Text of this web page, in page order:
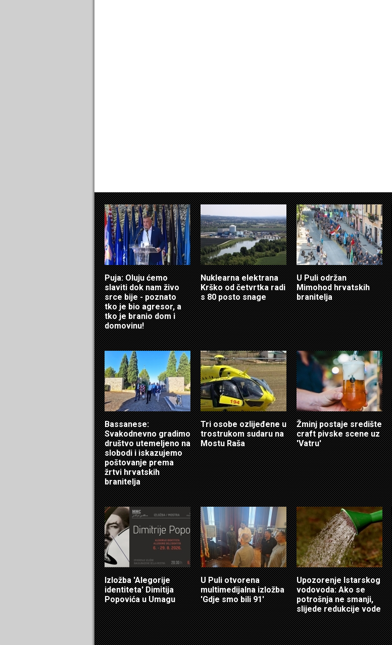
Puja: Oluju ćemo
slaviti dok nam živo
srce bije - poznato
tko je bio agresor, a
tko je branio dom i
domovinu!
Nuklearna elektrana
Krško od četvrtka radi
s 80 posto snage
U Puli održan
Mimohod hrvatskih
branitelja
Bassanese:
Svakodnevno gradimo
društvo utemeljeno na
slobodi i iskazujemo
poštovanje prema
žrtvi hrvatskih
branitelja
Tri osobe ozlijeđene u
trostrukom sudaru na
Mostu Raša
Žminj postaje središte
craft pivske scene uz
'Vatru'
Izložba 'Alegorije
identiteta' Dimitija
Popovića u Umagu
U Puli otvorena
multimedijalna izložba
'Gdje smo bili 91'
Upozorenje Istarskog
vodovoda: Ako se
potrošnja ne smanji,
slijede redukcije vode